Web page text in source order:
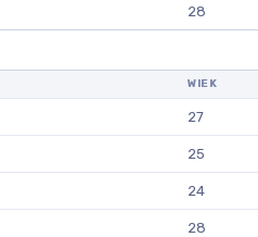
28
WIEK
27
25
24
28